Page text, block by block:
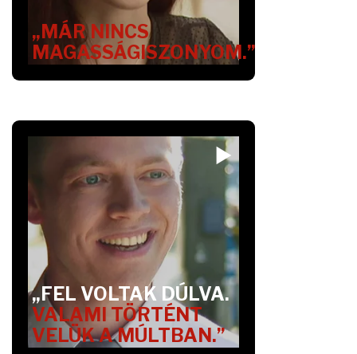
„MÁR NINCS
MAGASSÁGISZONYOM.”
„FEL VOLTAK DÚLVA.
VALAMI TÖRTÉNT
VELÜK A MÚLTBAN.”